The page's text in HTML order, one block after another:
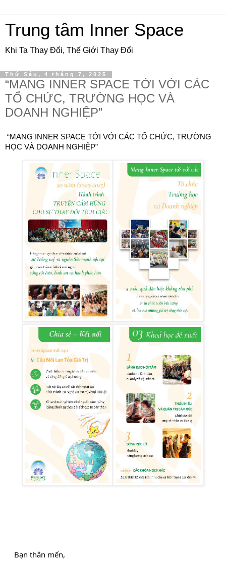
Trung tâm Inner Space
Khi Ta Thay Đổi, Thế Giới Thay Đổi
Thứ Sáu, 4 tháng 7, 2025
“MANG INNER SPACE TỚI VỚI CÁC
TỔ CHỨC, TRƯỜNG HỌC VÀ
DOANH NGHIỆP”
“MANG INNER SPACE TỚI VỚI CÁC TỔ CHỨC, TRƯỜNG
HỌC VÀ DOANH NGHIỆP”
Bạn thân mến,